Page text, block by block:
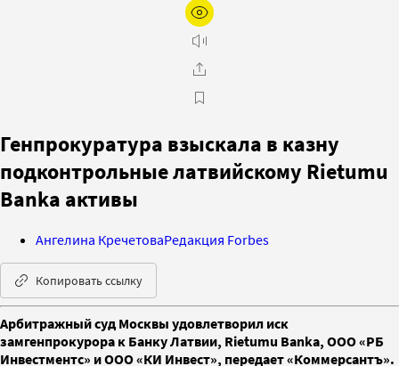
Генпрокуратура взыскала в казну
подконтрольные латвийскому Rietumu
Banka активы
Ангелина КречетоваРедакция Forbes
Копировать ссылку
Арбитражный суд Москвы удовлетворил иск
замгенпрокурора к Банку Латвии, Rietumu Banka, ООО «РБ
Инвестментс» и ООО «КИ Инвест», передает «Коммерсантъ».